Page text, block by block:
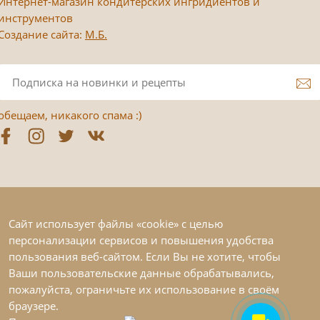
сайта: М.Б.
никакого спама :)
Сайт использует файлы «cookie» с целью
персонализации сервисов и повышения удобства
пользования веб-сайтом. Если Вы не хотите, чтобы
Ваши пользовательские данные обрабатывались,
пожалуйста, ограничьте их использование в своём
браузере.